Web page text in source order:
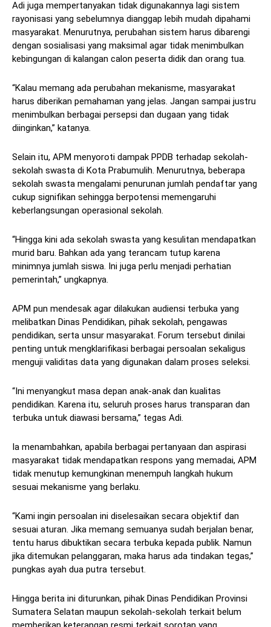
Adi juga mempertanyakan tidak digunakannya lagi sistem
rayonisasi yang sebelumnya dianggap lebih mudah dipahami
masyarakat. Menurutnya, perubahan sistem harus dibarengi
dengan sosialisasi yang maksimal agar tidak menimbulkan
kebingungan di kalangan calon peserta didik dan orang tua.
“Kalau memang ada perubahan mekanisme, masyarakat
harus diberikan pemahaman yang jelas. Jangan sampai justru
menimbulkan berbagai persepsi dan dugaan yang tidak
diinginkan,” katanya.
Selain itu, APM menyoroti dampak PPDB terhadap sekolah-
sekolah swasta di Kota Prabumulih. Menurutnya, beberapa
sekolah swasta mengalami penurunan jumlah pendaftar yang
cukup signifikan sehingga berpotensi memengaruhi
keberlangsungan operasional sekolah.
“Hingga kini ada sekolah swasta yang kesulitan mendapatkan
murid baru. Bahkan ada yang terancam tutup karena
minimnya jumlah siswa. Ini juga perlu menjadi perhatian
pemerintah,” ungkapnya.
APM pun mendesak agar dilakukan audiensi terbuka yang
melibatkan Dinas Pendidikan, pihak sekolah, pengawas
pendidikan, serta unsur masyarakat. Forum tersebut dinilai
penting untuk mengklarifikasi berbagai persoalan sekaligus
menguji validitas data yang digunakan dalam proses seleksi.
“Ini menyangkut masa depan anak-anak dan kualitas
pendidikan. Karena itu, seluruh proses harus transparan dan
terbuka untuk diawasi bersama,” tegas Adi.
Ia menambahkan, apabila berbagai pertanyaan dan aspirasi
masyarakat tidak mendapatkan respons yang memadai, APM
tidak menutup kemungkinan menempuh langkah hukum
sesuai mekanisme yang berlaku.
“Kami ingin persoalan ini diselesaikan secara objektif dan
sesuai aturan. Jika memang semuanya sudah berjalan benar,
tentu harus dibuktikan secara terbuka kepada publik. Namun
jika ditemukan pelanggaran, maka harus ada tindakan tegas,”
pungkas ayah dua putra tersebut.
Hingga berita ini diturunkan, pihak Dinas Pendidikan Provinsi
Sumatera Selatan maupun sekolah-sekolah terkait belum